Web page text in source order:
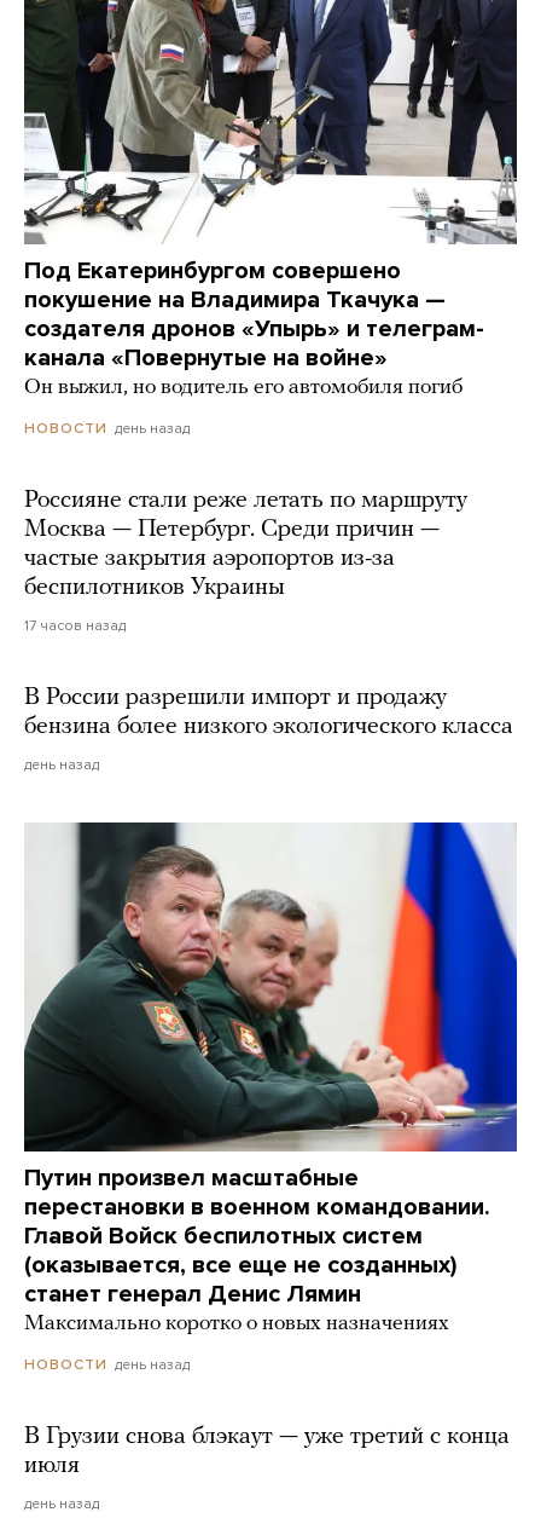
Под Екатеринбургом совершено
покушение на Владимира Ткачука —
создателя дронов «Упырь» и телеграм-
канала «Повернутые на войне»
Он выжил, но водитель его автомобиля погиб
НОВОСТИ день назад
Россияне стали реже летать по маршруту
Москва — Петербург. Среди причин —
частые закрытия аэропортов из-за
беспилотников Украины
17 часов назад
В России разрешили импорт и продажу
бензина более низкого экологического класса
день назад
Путин произвел масштабные
перестановки в военном командовании.
Главой Войск беспилотных систем
(оказывается, все еще не созданных)
станет генерал Денис Лямин
Максимально коротко о новых назначениях
НОВОСТИ день назад
В Грузии снова блэкаут — уже третий с конца
июля
день назад